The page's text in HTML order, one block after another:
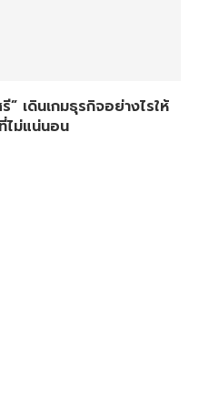
เดินเกมธุรกิจอย่างไรให้
ไม่แน่นอน